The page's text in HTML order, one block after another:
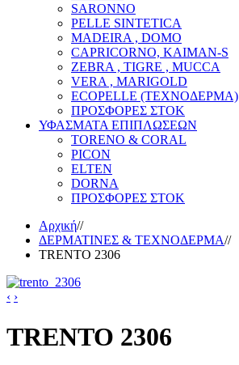
SARONNO
PELLE SINTETICA
MADEIRA , DOMO
CAPRICORNO, KAIMAN-S
ZEBRA , TIGRE , MUCCA
VERA , MARIGOLD
ECOPELLE (ΤΕΧΝΟΔΕΡΜΑ)
ΠΡΟΣΦΟΡΕΣ ΣΤΟΚ
ΥΦΑΣΜΑΤΑ ΕΠΙΠΛΩΣΕΩΝ
TORENO & CORAL
PICON
ELTEN
DORNA
ΠΡΟΣΦΟΡΕΣ ΣΤΟΚ
Αρχική//
ΔΕΡΜΑΤΙΝΕΣ & ΤΕΧΝΟΔΕΡΜΑ//
TRENTO 2306
‹ ›
TRENTO 2306